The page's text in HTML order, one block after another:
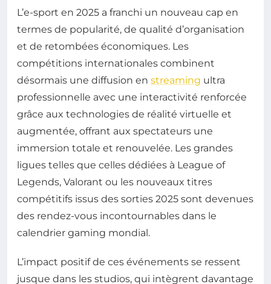
L’e-sport en 2025 a franchi un nouveau cap en
termes de popularité, de qualité d’organisation
et de retombées économiques. Les
compétitions internationales combinent
désormais une diffusion en streaming ultra
professionnelle avec une interactivité renforcée
grâce aux technologies de réalité virtuelle et
augmentée, offrant aux spectateurs une
immersion totale et renouvelée. Les grandes
ligues telles que celles dédiées à League of
Legends, Valorant ou les nouveaux titres
compétitifs issus des sorties 2025 sont devenues
des rendez-vous incontournables dans le
calendrier gaming mondial.
L’impact positif de ces événements se ressent
jusque dans les studios, qui intègrent davantage